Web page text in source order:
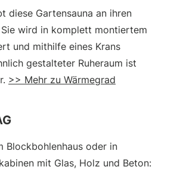
diese Gartensauna an ihren
wird in komplett montiertem
und mithilfe eines Krans
gestalteter Ruheraum ist
>> Mehr zu Wärmegrad
Blockbohlenhaus oder in
mit Glas, Holz und Beton: